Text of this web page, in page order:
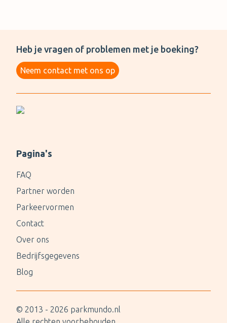
Heb je vragen of problemen met je boeking?
Neem contact met ons op
Pagina's
FAQ
Partner worden
Parkeervormen
Contact
Over ons
Bedrijfsgegevens
Blog
© 2013 - 2026 parkmundo.nl